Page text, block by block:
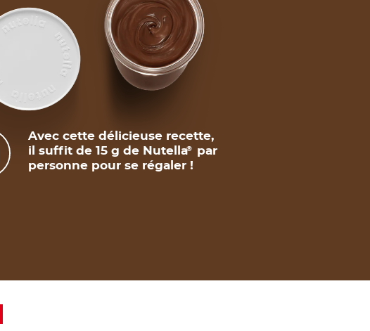
Avec cette délicieuse recette,
il suffit de 15 g de Nutella®
par
personne pour se régaler !